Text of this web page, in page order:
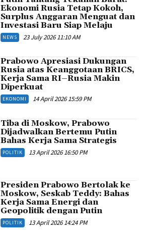
Ekonomi Rusia Tetap Kokoh,
Surplus Anggaran Menguat dan
Investasi Baru Siap Melaju
NEWS 23 July 2026 11:10 AM
Prabowo Apresiasi Dukungan
Rusia atas Keanggotaan BRICS,
Kerja Sama RI–Rusia Makin
Diperkuat
EKONOMI 14 April 2026 15:59 PM
Tiba di Moskow, Prabowo
Dijadwalkan Bertemu Putin
Bahas Kerja Sama Strategis
POLITIK 13 April 2026 16:50 PM
Presiden Prabowo Bertolak ke
Moskow, Seskab Teddy: Bahas
Kerja Sama Energi dan
Geopolitik dengan Putin
POLITIK 13 April 2026 14:24 PM